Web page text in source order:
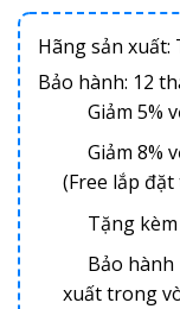
Hãng sản
Bảo hành: 12
Giảm 5%
Giảm 8%
(Free lắp
Tặng
Bảo hành
xuất trong